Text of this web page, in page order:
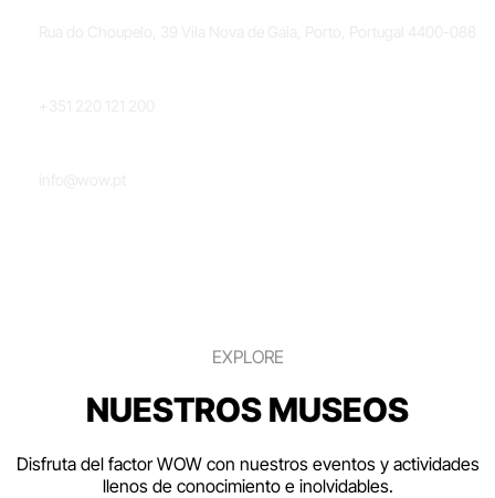
EXPLORE
NUESTROS MUSEOS
Disfruta del factor WOW con nuestros eventos y actividades
llenos de conocimiento e inolvidables.